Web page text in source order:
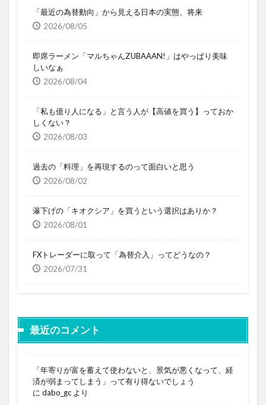
「最近の為替動向」から見える日本の実態、将来
2026/08/05
即席ラーメン「マルちゃんZUBAAAN!」はやっぱり美味
しいなぁ
2026/08/04
「私も億り人になる」と言う人が【高値を買う】っておか
しくない？
2026/08/03
過去の「料理」を再現するのって面白いと思う
2026/08/02
瀑下げの「キオクシア」を買うという選択はありか？
2026/08/01
FXトレーダーに取って「為替介入」ってどうなの？
2026/07/31
最近のコメント
「年寄りが富を蓄えて使わないと、景気が悪くなって、経
済が弱まってしまう」って有り得ないでしょう
に dabo_gc より